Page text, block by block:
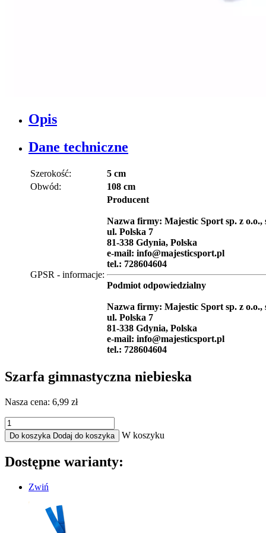
Opis
Dane techniczne
Szerokość:
5 cm
Obwód:
108 cm
GPSR - informacje:
Producent
Nazwa firmy: Majestic Sport sp. z o.o.,
ul. Polska 7
81-338 Gdynia, Polska
e-mail: info@majesticsport.pl
tel.: 728604604
Podmiot odpowiedzialny
Nazwa firmy: Majestic Sport sp. z o.o.,
ul. Polska 7
81-338 Gdynia, Polska
e-mail: info@majesticsport.pl
tel.: 728604604
Szarfa gimnastyczna niebieska
Nasza cena: 6,99 zł
Do koszyka Dodaj do koszyka W koszyku
Dostępne warianty:
Zwiń